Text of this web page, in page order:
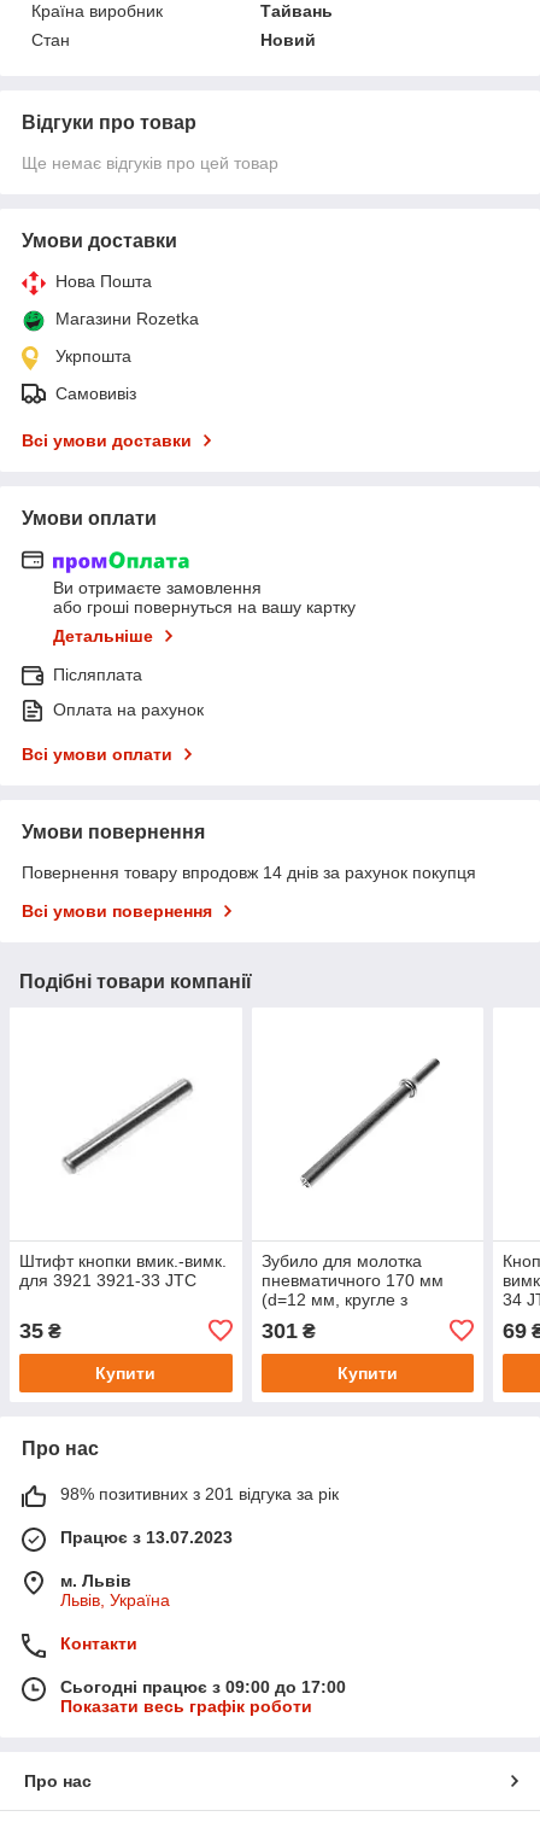
Країна виробник
Тайвань
Стан
Новий
Відгуки про товар
Ще немає відгуків про цей товар
Умови доставки
Нова Пошта
Магазини Rozetka
Укрпошта
Самовивіз
Всі умови доставки
Умови оплати
Ви отримаєте замовлення
або гроші повернуться на вашу картку
Детальніше
Післяплата
Оплата на рахунок
Всі умови оплати
Умови повернення
Повернення товару впродовж 14 днів за рахунок покупця
Всі умови повернення
Подібні товари компанії
Штифт кнопки вмик.-вимк.
для 3921 3921-33 JTC
35 ₴
Купити
Зубило для молотка
пневматичного 170 мм
(d=12 мм, кругле з
301₴
Купити
34
69
Про нас
98% позитивних з 201 відгука за рік
Працює з 13.07.2023
м. Львів
Львів, Україна
Контакти
Сьогодні працює з 09:00 до 17:00
Показати весь графік роботи
Про нас